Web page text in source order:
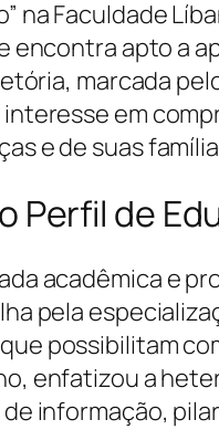
na Faculdade
encontra apto a
marcada
em
e de suas
Perfil de
acadêmica e
pela
possibilitam
enfatizou a
informação,